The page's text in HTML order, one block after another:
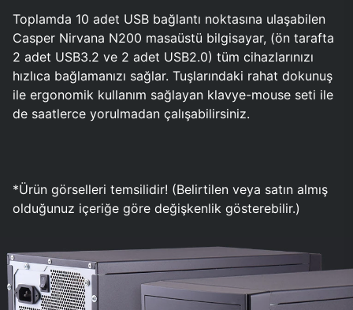
Toplamda 10 adet USB bağlantı noktasına ulaşabilen
Casper Nirvana N200 masaüstü bilgisayar, (ön tarafta
2 adet USB3.2 ve 2 adet USB2.0) tüm cihazlarınızı
hızlıca bağlamanızı sağlar. Tuşlarındaki rahat dokunuş
ile ergonomik kullanım sağlayan klavye-mouse seti ile
de saatlerce yorulmadan çalışabilirsiniz.
*Ürün görselleri temsilidir! (Belirtilen veya satın almış
olduğunuz içeriğe göre değişkenlik gösterebilir.)